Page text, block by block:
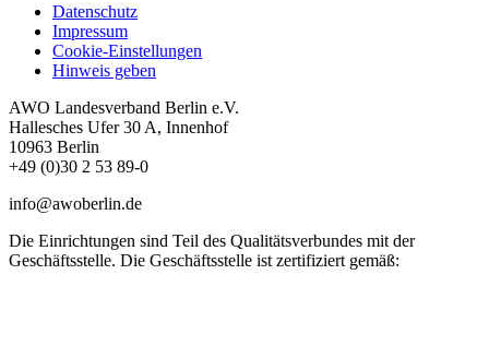
Datenschutz
Impressum
Cookie-Einstellungen
Hinweis geben
AWO Landesverband Berlin e.V.
Hallesches Ufer 30 A, Innenhof
10963 Berlin
+49 (0)30 2 53 89-0
info@awoberlin.de
Die Einrichtungen sind Teil des Qualitätsverbundes mit der
Geschäftsstelle. Die Geschäftsstelle ist zertifiziert gemäß: